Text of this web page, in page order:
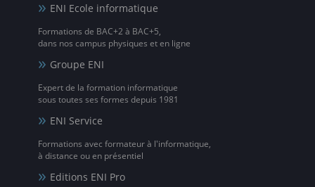
ENI Ecole informatique
Formations de BAC+2 à BAC+5,
dans nos campus physiques et en ligne
Groupe ENI
Expert de la formation informatique
sous toutes ses formes depuis 1981
ENI Service
Formations avec formateur à l'informatique,
à distance ou en présentiel
Editions ENI Pro